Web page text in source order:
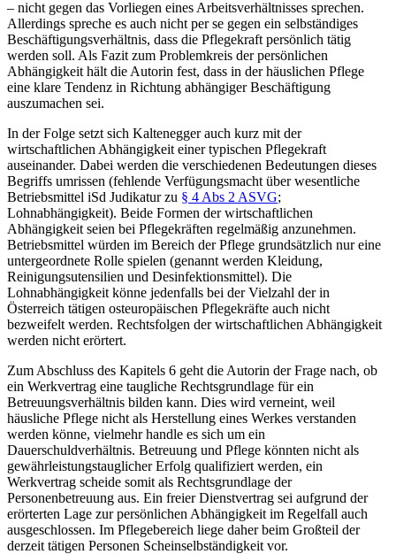
– nicht gegen das Vorliegen eines Arbeitsverhältnisses sprechen.
Allerdings spreche es auch nicht per se gegen ein selbständiges
Beschäftigungsverhältnis, dass die Pflegekraft persönlich tätig
werden soll. Als Fazit zum Problemkreis der persönlichen
Abhängigkeit hält die Autorin fest, dass in der häuslichen Pflege
eine klare Tendenz in Richtung abhängiger Beschäftigung
auszumachen sei.
In der Folge setzt sich Kalteneggerauch kurz mit der
wirtschaftlichen Abhängigkeit einer typischen Pflegekraft
auseinander. Dabei werden die verschiedenen Bedeutungen dieses
Begriffs umrissen (fehlende Verfügungsmacht über wesentliche
Betriebsmittel iSd Judikatur zu § 4 Abs 2 ASVG;
Lohnabhängigkeit). Beide Formen der wirtschaftlichen
Abhängigkeit seien bei Pflegekräften regelmäßig anzunehmen.
Betriebsmittel würden im Bereich der Pflege grundsätzlich nur eine
untergeordnete Rolle spielen (genannt werden Kleidung,
Reinigungsutensilien und Desinfektionsmittel). Die
Lohnabhängigkeit könne jedenfalls bei der Vielzahl der in
Österreich tätigen osteuropäischen Pflegekräfte auch nicht
bezweifelt werden. Rechtsfolgen der wirtschaftlichen Abhängigkeit
werden nicht erörtert.
Zum Abschluss des Kapitels 6 geht die Autorin der Frage nach, ob
ein Werkvertrag eine taugliche Rechtsgrundlage für ein
Betreuungsverhältnis bilden kann. Dies wird verneint, weil
häusliche Pflege nicht als Herstellung eines Werkes verstanden
werden könne, vielmehr handle es sich um ein
Dauerschuldverhältnis. Betreuung und Pflege könnten nicht als
gewährleistungstauglicher Erfolg qualifiziert werden, ein
Werkvertrag scheide somit als Rechtsgrundlage der
Personenbetreuung aus. Ein freier Dienstvertrag sei aufgrund der
erörterten Lage zur persönlichen Abhängigkeit im Regelfall auch
ausgeschlossen. Im Pflegebereich liege daher beim Großteil der
derzeit tätigen Personen Scheinselbständigkeit vor.